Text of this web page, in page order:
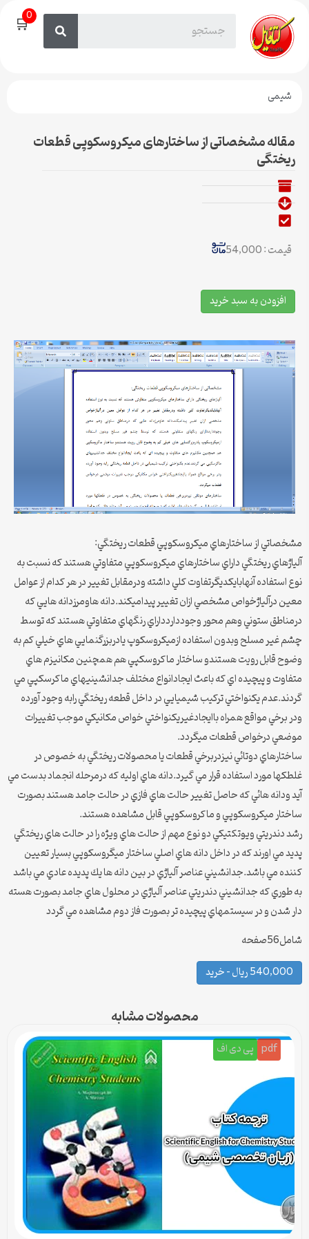
🛒0
شیمی
مقاله مشخصاتی از ساختارهای میکروسکوپی قطعات
ریختگی
قیمت : 54,000
افزودن به سبد خرید
مشخصاتي از ساختارهاي ميكروسكوپي قطعات ريختگي:
آلياژهاي ريختگي داراي ساختارهاي ميكروسكوپي متفاوتي هستند كه نسبت به
نوع استفاده آنهابايكديگرتفاوت كلي داشته ودرمقابل تغيير در هر كدام از عوامل
معين درآلياژخواص مشخصي ازان تغيير پيداميكند.دانه هاومرزدانه هايي كه
درمناطق ستوني وهم محور وجودداردداراي رنگهاي متفاوتي هستند كه توسط
چشم غير مسلح وبدون استفاده ازميكروسكوپ يادربزرگنمايي هاي خيلي كم به
وضوح قابل رويت هستندو ساختار ماكروسكپي هم همچنين مكانيزم هاي
متفاوت و پيچيده اي كه باعث ايجادانواع مختلف جدانشينيهاي ماكرسكپي مي
گردند.عدم يكنواختي تركيب شيميايي در داخل قطعه ريختگي رابه وجود آورده
ودر برخي مواقع همراه باايجادغيريكنواختي خواص مكانيكي موجب تغييرات
موضعي درخواص قطعات ميگردد.
ساختارهاي دوتائي نيزدربرخي قطعات يا محصولات ريختگي به خصوص در
غلطكها مورد استفاده قرار مي گيرد.دانه هاي اوليه كه درمرحله انجماد بدست مي
آيد ودانه هائي كه حاصل تغيير حالت هاي فازي در حالت جامد هستند بصورت
ساختار ميكروسكوپي و ماكروسكوپي قابل مشاهده هستند.
رشد دندريتي ويوتكتيكي دو نوع مهم از حالت هاي ويژه را در حالت هاي ريختگي
پديد مي اورند كه در داخل دانه هاي اصلي ساختار ميگروسكوپي بسيار تعيين
كننده مي باشد.جدانشيني عناصر آلياژي در بين دانه ها يك پديده عادي مي باشد
به طوري كه جدانشيني دندريتي عناصر آلياژي در محلول هاي جامد بصورت هسته
دار شدن و در سيستمهاي پيچيده تر بصورت فاز دوم مشاهده مي گردد
شامل56صفحه
540,000 ریال – خرید
محصولات مشابه
pdf پی دی اف